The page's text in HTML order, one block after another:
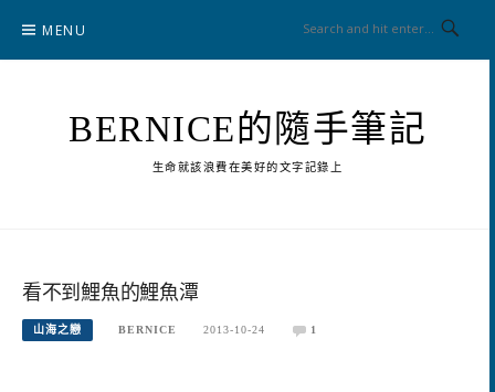
content
MENU
BERNICE的隨手筆記
生命就該浪費在美好的文字記錄上
看不到鯉魚的鯉魚潭
山海之戀 BERNICE 2013-10-24 1